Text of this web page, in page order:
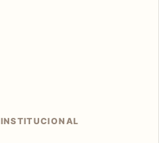
INSTITUCIONAL